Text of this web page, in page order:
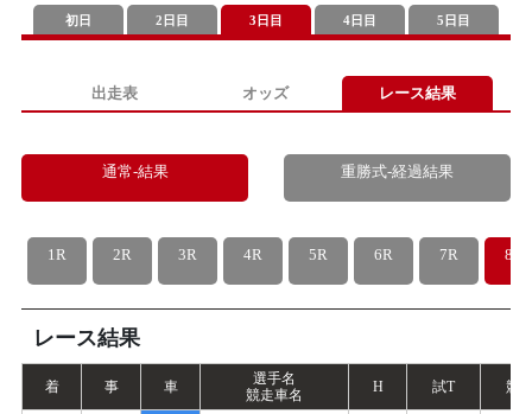
初日 2日目 3日目 4日目 5日目
出走表 オッズ レース結果
通常-結果 重勝式-経過結果
1R 2R 3R 4R 5R 6R 7R 8R
レース結果
着 事 車
選手名
競走車名
H 試T 競